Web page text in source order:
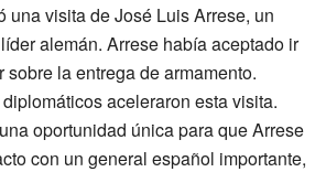
una visita de José Luis Arrese, un
alemán. Arrese había aceptado ir
la entrega de armamento.
aceleraron esta visita.
oportunidad única para que Arrese
con un general español importante,